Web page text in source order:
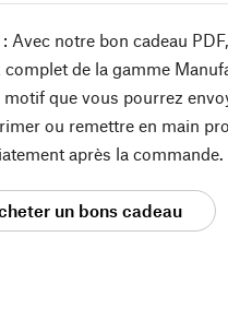
Avec notre bon cadeau
de la gamme
que vous pourrez
ou remettre en main
après la commande.
un bons cadeau